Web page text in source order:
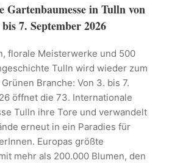
Gartenbaumesse in Tulln von
7. September 2026
florale Meisterwerke und 500
Tulln wird wieder zum
Branche: Von 3. bis 7.
öffnet die 73. Internationale
Tulln ihre Tore und verwandelt
erneut in ein Paradies für
Europas größte
mehr als 200.000 Blumen, den